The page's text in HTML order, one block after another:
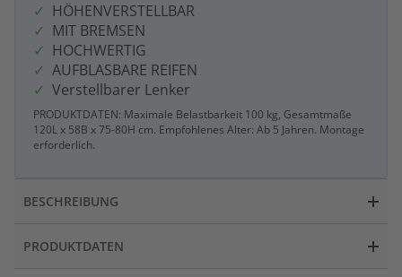
HÖHENVERSTELLBAR
MIT BREMSEN
HOCHWERTIG
AUFBLASBARE REIFEN
Verstellbarer Lenker
PRODUKTDATEN: Maximale Belastbarkeit 100 kg, Gesamtmaße
120L x 58B x 75-80H cm. Empfohlenes Alter: Ab 5 Jahren. Montage
erforderlich.
BESCHREIBUNG
PRODUKTDATEN